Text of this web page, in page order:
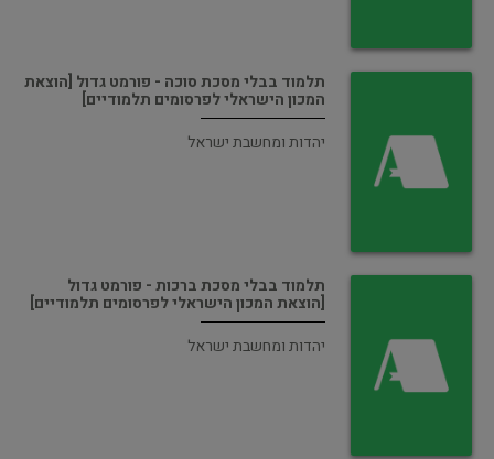
תלמוד בבלי מסכת סוכה - פורמט גדול [הוצאת
המכון הישראלי לפרסומים תלמודיים]
יהדות ומחשבת ישראל
תלמוד בבלי מסכת ברכות - פורמט גדול
[הוצאת המכון הישראלי לפרסומים תלמודיים]
יהדות ומחשבת ישראל